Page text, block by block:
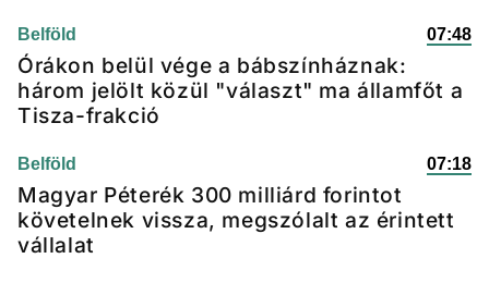
Belföld 07:48
Órákon belül vége a bábszínháznak:
három jelölt közül "választ" ma államfőt a
Tisza-frakció
Belföld 07:18
Magyar Péterék 300 milliárd forintot
követelnek vissza, megszólalt az érintett
vállalat